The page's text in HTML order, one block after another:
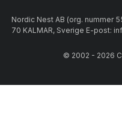
Nordic Nest AB (org. nummer
70 KALMAR, Sverige E-post:
© 2002 - 2026